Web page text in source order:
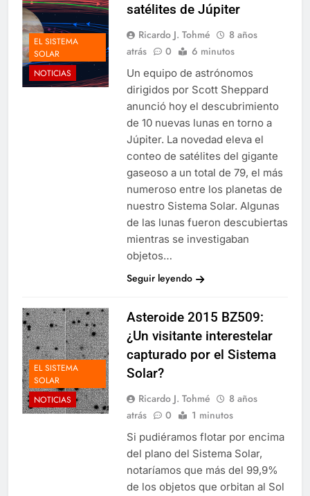
EL SISTEMA
SOLAR
NOTICIAS
satélites de Júpiter
Ricardo J. Tohmé
8 años
atrás
0 6 minutos
Un equipo de astrónomos
dirigidos por Scott Sheppard
anunció hoy el descubrimiento
de 10 nuevas lunas en torno a
Júpiter. La novedad eleva el
conteo de satélites del gigante
gaseoso a un total de 79, el más
numeroso entre los planetas de
nuestro Sistema Solar. Algunas
de las lunas fueron descubiertas
mientras se investigaban
objetos…
Seguir leyendo
EL SISTEMA
SOLAR
NOTICIAS
Asteroide 2015 BZ509:
¿Un visitante interestelar
capturado por el Sistema
Solar?
Ricardo J. Tohmé
8 años
atrás
0 1 minutos
Si pudiéramos flotar por encima
del plano del Sistema Solar,
notaríamos que más del 99,9%
de los objetos que orbitan al Sol